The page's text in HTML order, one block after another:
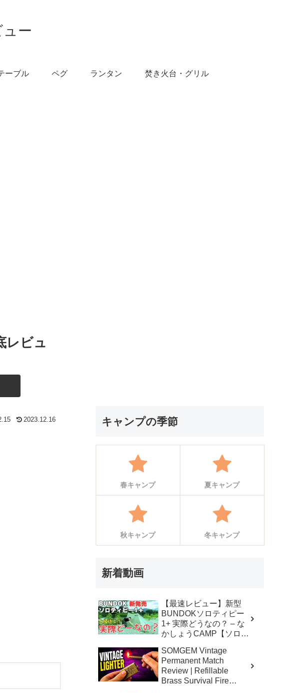
ー
ーブル ペグ ランタン 焚き火台・グリル
レビュ
2023.12.16 キャンプの季節
春キャンプ 夏キャンプ
秋キャンプ 冬キャンプ
新着動画
【最速レビュー】新型
BUNDOKソロティピー
1+ 実際どうなの？ – な
かしょうCAMP【ソロキ
ン】
SOMGEM Vintage
Permanent Match
Review | Refillable
Brass Survival Fire